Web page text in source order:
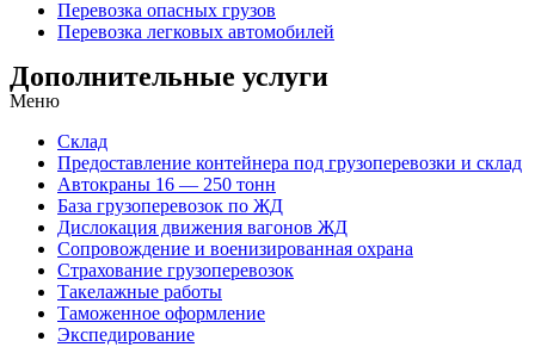
Перевозка опасных грузов
Перевозка легковых автомобилей
Дополнительные услуги
Меню
Склад
Предоставление контейнера под грузоперевозки и склад
Автокраны 16 — 250 тонн
База грузоперевозок по ЖД
Дислокация движения вагонов ЖД
Сопровождение и военизированная охрана
Страхование грузоперевозок
Такелажные работы
Таможенное оформление
Экспедирование